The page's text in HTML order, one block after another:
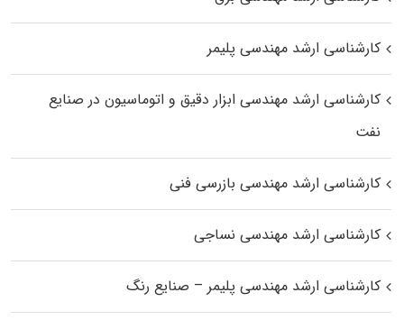
کارشناسی ارشد مهندسی پلیمر
کارشناسی ارشد مهندسی ابزار دقیق و اتوماسیون در صنایع
نفت
کارشناسی ارشد مهندسی بازرسی فنی
کارشناسی ارشد مهندسی نساجی
کارشناسی ارشد مهندسی پلیمر – صنایع رنگ